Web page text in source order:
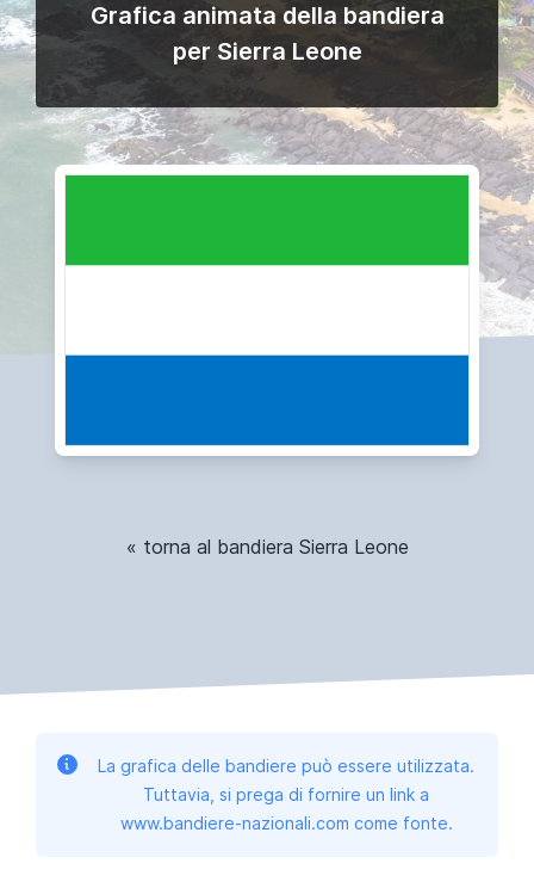
Grafica animata della bandiera
per Sierra Leone
« torna al bandiera Sierra Leone
La grafica delle bandiere può essere utilizzata.
Tuttavia, si prega di fornire un link a
www.bandiere-nazionali.com come fonte.